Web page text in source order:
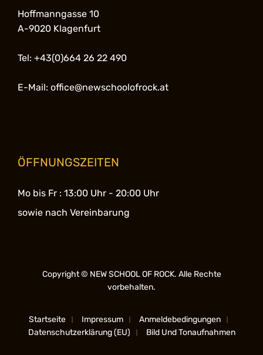
Hoffmanngasse 10
A-9020 Klagenfurt
Tel: +43(0)664 26 22 490
E-Mail: office@newschoolofrock.at
ÖFFNUNGSZEITEN
Mo bis Fr : 13:00 Uhr - 20:00 Uhr
sowie nach Vereinbarung
Copyright © NEW SCHOOL OF ROCK. Alle Rechte
vorbehalten.
Startseite Impressum
Anmeldebedingungen
Datenschutzerklärung (EU)
Bild Und Tonaufnahmen